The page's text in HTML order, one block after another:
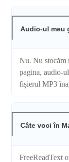
Audio-ul meu
Nu. Nu stocăm
pagina, audio-
fișierul MP3
Câte voci în
FreeReadText